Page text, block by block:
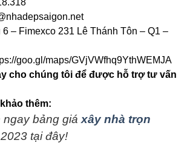
– Fimexco 231 Lê Thánh Tôn – Q1 –
goo.gl/maps/GVjVWfhq9YthWEMJA
cho chúng tôi để được hỗ trợ tư vấn
thêm:
ngay bảng giá xây nhà trọn
tại đây!